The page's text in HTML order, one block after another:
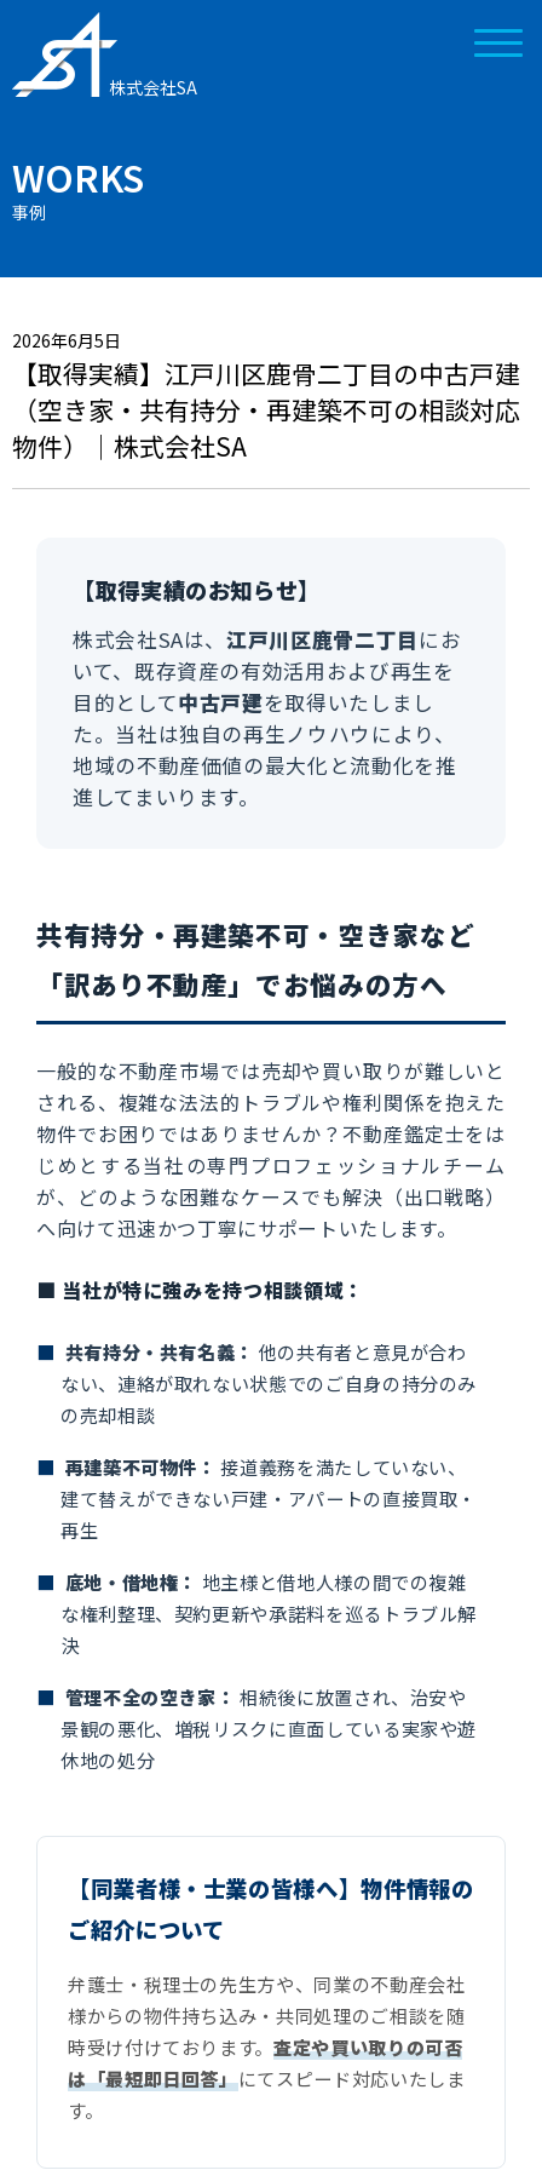
株式会社SA
WORKS
事例
2026年6月5日
【取得実績】江戸川区鹿骨二丁目の中古戸建
（空き家・共有持分・再建築不可の相談対応
物件）｜株式会社SA
【取得実績のお知らせ】
株式会社SAは、江戸川区鹿骨二丁目 にお
いて、既存資産の有効活用および再生を
目的として中古戸建を取得いたしまし
た。当社は独自の再生ノウハウにより、
地域の不動産価値の最大化と流動化を推
進してまいります。
共有持分・再建築不可・空き家など
「訳あり不動産」でお悩みの方へ
一般的な不動産市場では売却や買い取りが難しいと
される、複雑な法法的トラブルや権利関係を抱えた
物件でお困りではありませんか？不動産鑑定士をは
じめとする当社の専門プロフェッショナルチーム
が、どのような困難なケースでも解決（出口戦略）
へ向けて迅速かつ丁寧にサポートいたします。
■ 当社が特に強みを持つ相談領域：
■ 共有持分・共有名義： 他の共有者と意見が合わ
ない、連絡が取れない状態でのご自身の持分のみ
の売却相談
■ 再建築不可物件： 接道義務を満たしていない、
建て替えができない戸建・アパートの直接買取・
再生
■ 底地・借地権： 地主様と借地人様の間での複雑
な権利整理、契約更新や承諾料を巡るトラブル解
決
■ 管理不全の空き家： 相続後に放置され、治安や
景観の悪化、増税リスクに直面している実家や遊
休地の処分
【同業者様・士業の皆様へ】物件情報の
ご紹介について
弁護士・税理士の先生方や、同業の不動産会社
様からの物件持ち込み・共同処理のご相談を随
時受け付けております。査定や買い取りの可否
は「最短即日回答」にてスピード対応いたしま
す。